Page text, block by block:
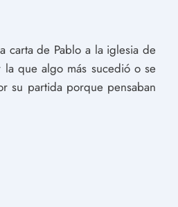
carta de Pablo a la iglesia de
que algo más sucedió o se
su partida porque pensaban